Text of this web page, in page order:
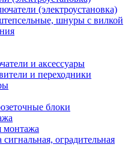
(электроустановка)
шнуры с вилкой
и аксессуары
и переходники
блоки
монтажа
сигнальная, оградительная